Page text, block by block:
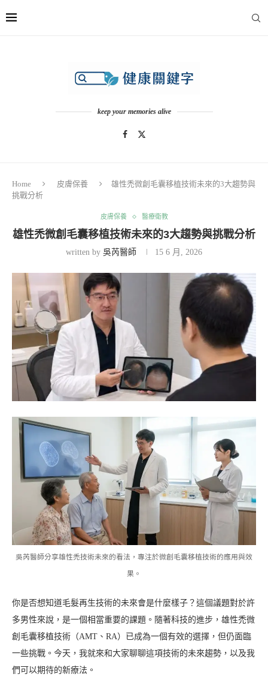
keep your memories alive
Home 皮膚保養
雄性禿微創毛囊移植技術未來的3大趨勢與
挑戰分析
皮膚保養 醫療衛教
雄性禿微創毛囊移植技術未來的3大趨勢與挑戰分析
written by 吳芮醫師 15 6 月, 2026
吳芮醫師分享雄性禿技術未來的看法，專注於微創毛囊移植技術的應用與效
果。
你是否想知道毛髮再生技術的未來會是什麼樣子？這個議題對於許
多男性來說，是一個相當重要的課題。隨著科技的進步，雄性禿微
創毛囊移植技術（AMT、RA）已成為一個有效的選擇，但仍面臨
一些挑戰。今天，我就來和大家聊聊這項技術的未來趨勢，以及我
們可以期待的新療法。